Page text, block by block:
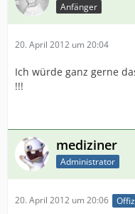
Anfänger
20. April 2012 um 20:04
Ich würde ganz gerne
!!!
mediziner
Administrator
20. April 2012 um 20:06